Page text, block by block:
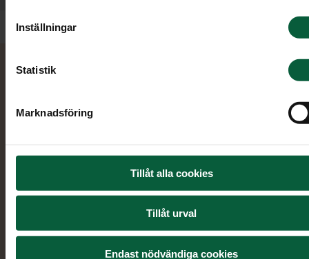
Inställningar
Statistik
Marknadsföring
Tillåt alla cookies
Tillåt urval
Endast nödvändiga cookies
Vi svarar i telefon dygnet runt, alla dagar i
Boka möte